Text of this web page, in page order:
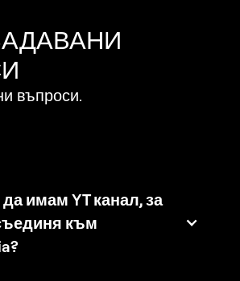
въпроси.
имам YT канал, за
към